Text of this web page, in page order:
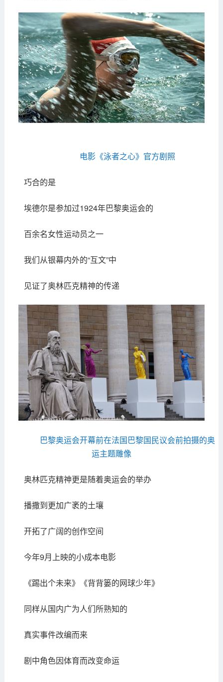
电影《泳者之心》官方剧照
巧合的是
埃德尔是参加过1924年巴黎奥运会的
百余名女性运动员之一
我们从银幕内外的“互文”中
见证了奥林匹克精神的传递
巴黎奥运会开幕前在法国巴黎国民议会前拍摄的奥
运主题雕像
奥林匹克精神更是随着奥运会的举办
播撒到更加广袤的土壤
开拓了广阔的创作空间
今年9月上映的小成本电影
《踢出个未来》《背背篓的网球少年》
同样从国内广为人们所熟知的
真实事件改编而来
剧中角色因体育而改变命运